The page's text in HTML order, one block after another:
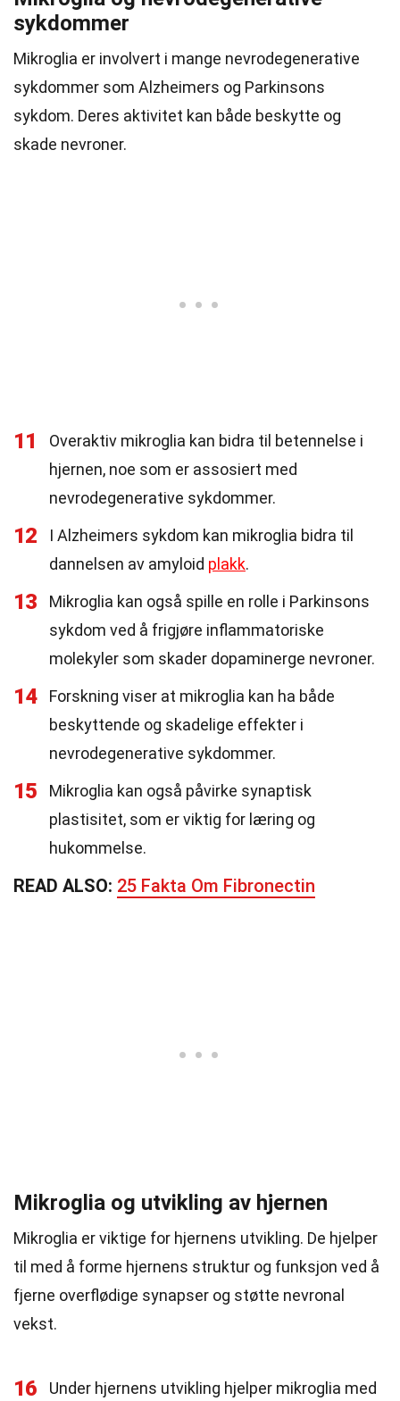
sykdommer
Mikroglia er involvert i mange nevrodegenerative
sykdommer som Alzheimers og Parkinsons
sykdom. Deres aktivitet kan både beskytte og
skade nevroner.
11
Overaktiv mikroglia kan bidra til betennelse i
hjernen, noe som er assosiert med
nevrodegenerative sykdommer.
12
I Alzheimers sykdom kan mikroglia bidra til
dannelsen av amyloid plakk.
13
Mikroglia kan også spille en rolle i Parkinsons
sykdom ved å frigjøre inflammatoriske
molekyler som skader dopaminerge nevroner.
14
Forskning viser at mikroglia kan ha både
beskyttende og skadelige effekter i
nevrodegenerative sykdommer.
15
Mikroglia kan også påvirke synaptisk
plastisitet, som er viktig for læring og
hukommelse.
READ ALSO: 25 Fakta Om Fibronectin
Mikroglia og utvikling av hjernen
Mikroglia er viktige for hjernens utvikling. De hjelper
til med å forme hjernens struktur og funksjon ved å
fjerne overflødige synapser og støtte nevronal
vekst.
16
Under hjernens utvikling hjelper mikroglia med